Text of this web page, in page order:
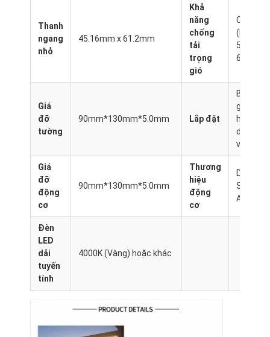
Pergola vải kéo lại
mái hiên có thể thu vào
Bức tường che nắng điện
Khu vườn xe hơi
Mành theo dõi Zip
Pergola Louver nhôm nâng cấp
phụ kiện mái hiên
Thanh
ngang
nhỏ
45.16mm x 61.2mm
Khả
năng
chống
tải
trọng
gió
Cấp 6
(lên đến
50-
60km/h)
Giá
đỡ
tường
90mm*130mm*5.0mm Lắp đặt
Bao
gồm
hướng
dẫn và
video
Giá
đỡ
động
cơ
90mm*130mm*5.0mm
Thương
hiệu
động
cơ
DOOYA
SOMFY
A-OK
Đèn
LED
dải
tuyến
tính
4000K (Vàng) hoặc khác